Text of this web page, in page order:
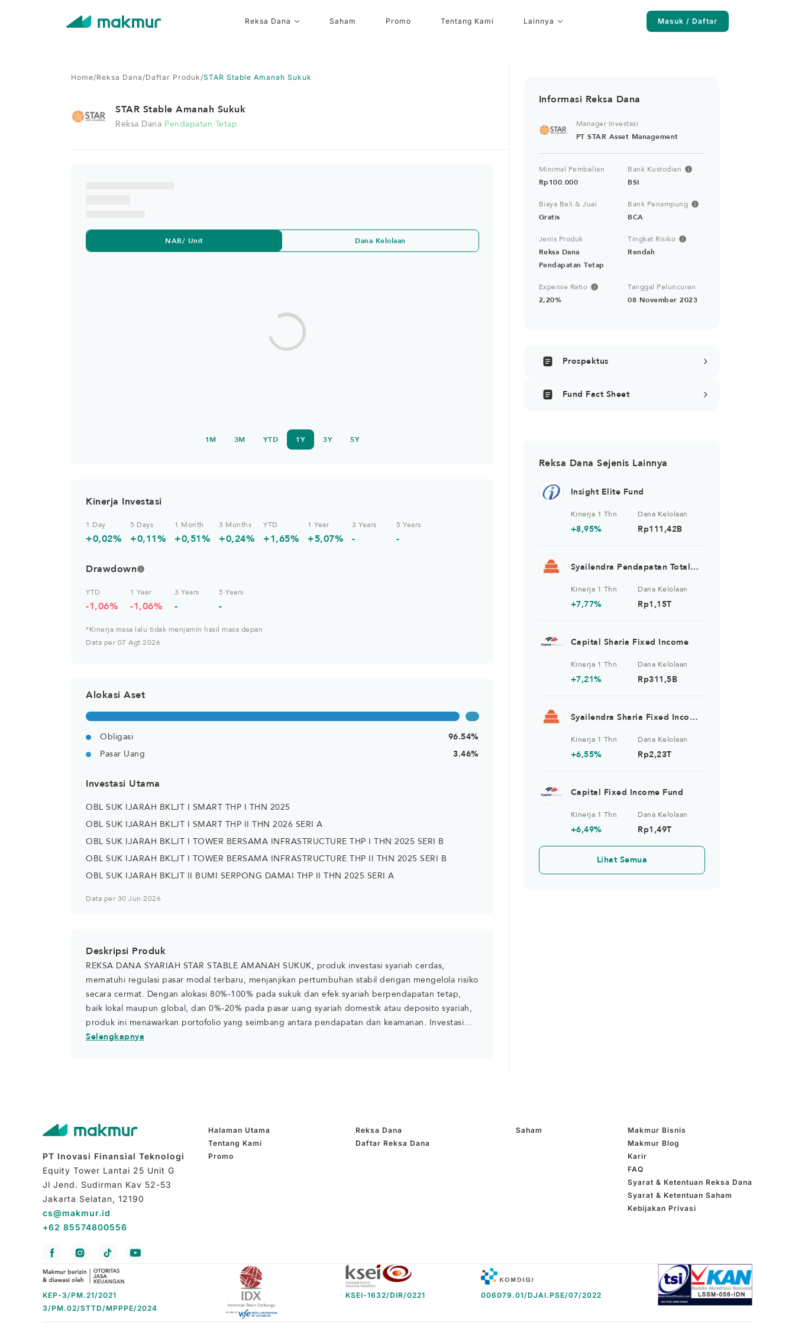
Reksa Dana Saham Promo Tentang Kami Lainnya Masuk / Daftar
Home/Reksa Dana/Daftar Produk/STAR Stable Amanah Sukuk
STAR Stable Amanah Sukuk
Reksa Dana Pendapatan Tetap
NAB/ Unit Dana Kelolaan
1M 3M YTD 1Y 3Y 5Y
Kinerja Investasi
1 Day
+0,02%
5 Days
+0,11%
1 Month
+0,51%
3 Months
+0,24%
YTD
+1,65%
1 Year
+5,07%
3 Years
-
5 Years
-
Drawdown
YTD
-1,06%
1 Year
-1,06%
3 Years
-
5 Years
-
*Kinerja masa lalu tidak menjamin hasil masa depan
Data per 07 Agt 2026
Alokasi Aset
Obligasi
96.54%
Pasar Uang
3.46%
Investasi Utama
OBL SUK IJARAH BKLJT I SMART THP I THN 2025
OBL SUK IJARAH BKLJT I SMART THP II THN 2026 SERI A
OBL SUK IJARAH BKLJT I TOWER BERSAMA INFRASTRUCTURE THP I THN 2025 SERI B
OBL SUK IJARAH BKLJT I TOWER BERSAMA INFRASTRUCTURE THP II THN 2025 SERI B
OBL SUK IJARAH BKLJT II BUMI SERPONG DAMAI THP II THN 2025 SERI A
Data per 30 Jun 2026
Deskripsi Produk
REKSA DANA SYARIAH STAR STABLE AMANAH SUKUK, produk investasi syariah cerdas,
mematuhi regulasi pasar modal terbaru, menjanjikan pertumbuhan stabil dengan mengelola risiko
secara cermat. Dengan alokasi 80%-100% pada sukuk dan efek syariah berpendapatan tetap,
baik lokal maupun global, dan 0%-20% pada pasar uang syariah domestik atau deposito syariah,
produk ini menawarkan portofolio yang seimbang antara pendapatan dan keamanan. Investasi
luar negeri STAR STABLE AMANAH SUKUK selalu sesuai dengan hukum yang berlaku,
Selengkapnya
Informasi Reksa Dana
Manager Investasi
PT STAR Asset Management
Minimal Pembelian
Rp100.000
Bank Kustodian
BSI
Biaya Beli & Jual
Gratis
Bank Penampung
BCA
Jenis Produk
Reksa Dana
Pendapatan Tetap
Tingkat Risiko
Rendah
Expense Ratio
2,20%
Tanggal Peluncuran
08 November 2023
Prospektus
Fund Fact Sheet
Reksa Dana Sejenis Lainnya
Insight Elite Fund
Kinerja 1 Thn
+8,95%
Dana Kelolaan
Rp111,42B
Syailendra Pendapatan Total
Kinerja 1 Thn
+7,77%
Dana Kelolaan
Rp1,15T
Capital Sharia Fixed Income
Kinerja 1 Thn
+7,21%
Dana Kelolaan
Rp311,5B
Syailendra Sharia Fixed Income
Kinerja 1 Thn
+6,55%
Dana Kelolaan
Rp2,23T
Capital Fixed Income Fund
Kinerja 1 Thn
+6,49%
Dana Kelolaan
Rp1,49T
Lihat Semua
PT Inovasi Finansial Teknologi
Equity Tower Lantai 25 Unit G
Jl Jend. Sudirman Kav 52-53
Jakarta Selatan, 12190
cs@makmur.id
+62 85574800556
Halaman Utama
Tentang Kami
Promo
Reksa Dana
Daftar Reksa Dana
Saham
Makmur Bisnis
Makmur Blog
Karir
FAQ
Syarat & Ketentuan Reksa Dana
Syarat & Ketentuan Saham
Kebijakan Privasi
KEP-3/PM.21/2021
3/PM.02/STTD/MPPPE/2024
KSEI-1632/DIR/0221 006079.01/DJAI.PSE/07/2022